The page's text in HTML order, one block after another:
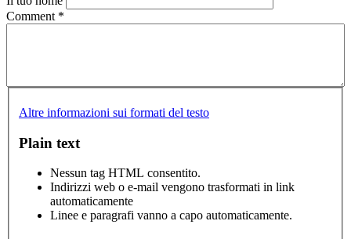
Comment *
Altre informazioni sui formati del testo
Plain text
Nessun tag HTML consentito.
Indirizzi web o e-mail vengono trasformati in link
automaticamente
Linee e paragrafi vanno a capo automaticamente.